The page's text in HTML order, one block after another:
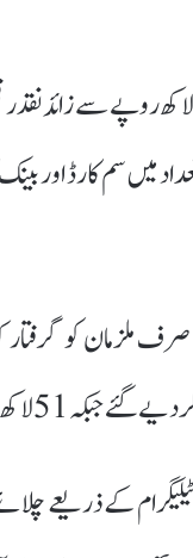
میں سم کارڈ اور
ملزمان کو گرفتار
کے ذریعے